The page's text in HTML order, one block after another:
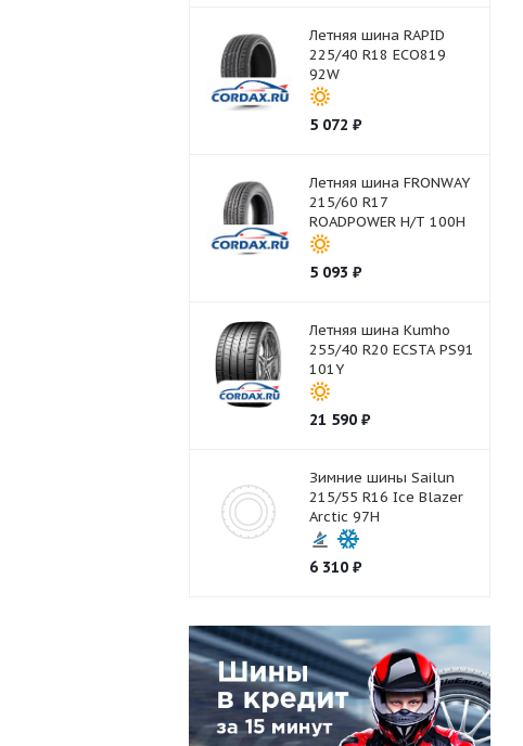
Летняя шина RAPID
225/40 R18 ECO819
92W
5 072 ₽
Летняя шина FRONWAY
215/60 R17
ROADPOWER H/T 100H
5 093 ₽
Летняя шина Kumho
255/40 R20 ECSTA PS91
101Y
21 590₽
Зимние шины Sailun
215/55 R16 Ice Blazer
Arctic 97H
6 310₽